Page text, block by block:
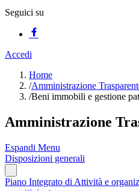
Seguici su
Accedi
Home
/Amministrazione
/Beni immobili e gestione
Amministrazione
Espandi Menu
Disposizioni generali
Piano Integrato di Attività e